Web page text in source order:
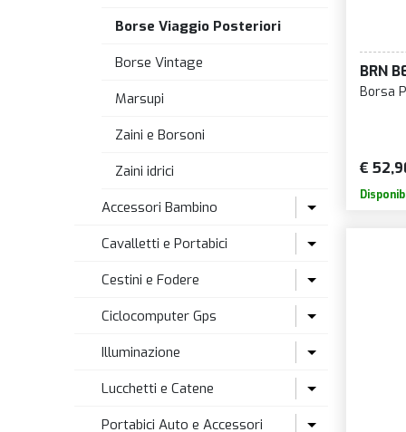
Borse Viaggio Posteriori
Borse Vintage
Marsupi
Zaini e Borsoni
Zaini idrici
Accessori Bambino
Accessori seggiolini
Barre Traino
Rotelle Stabilizzatori
Seggiolini
Cavalletti e Portabici
Cavalletti Biciclette
Cavalletti E-Bike
Da Parete
Da Pavimento
Espositori
Cestini e Fodere
Cestini Ciclo
Fodere Cestini
Kit Fissaggio Cestini
Ciclocomputer Gps
Ciclocomputer
Ciclocomputer GPS
Sensori e ricambi
Illuminazione
Accessori Luci
Catarifrangenti
Lucchetti e Catene
Lucchetti a catena
Portabici Auto e Accessori
BRN
Borsa
€